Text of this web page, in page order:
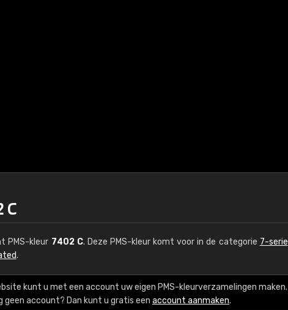
C
PMS-kleur 7402 C. Deze PMS-kleur komt voor in de categorie 7-serie
.
kunt u met een account uw eigen PMS-kleurverzamelingen maken.
geen account? Dan kunt u gratis een account aanmaken.